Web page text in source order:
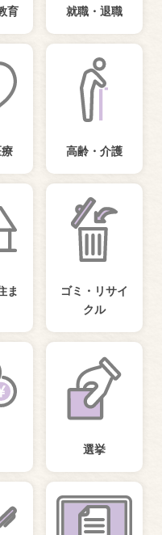
育 就職・退職
高齢・介護
ま
ゴミ・リサイ
クル
選挙